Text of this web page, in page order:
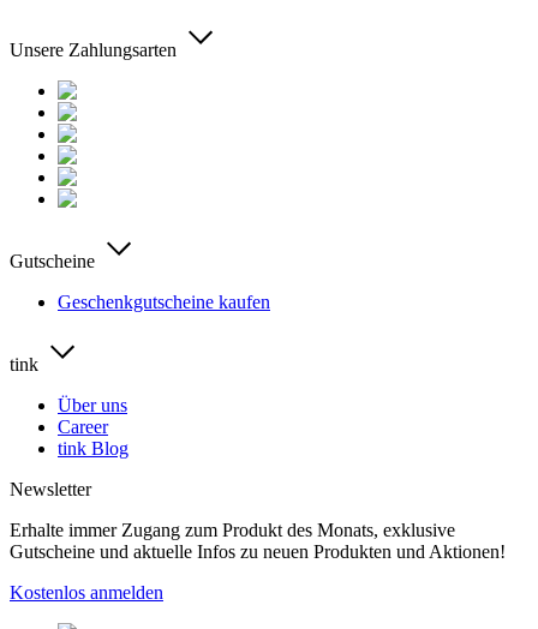
Unsere Zahlungsarten
Gutscheine
Geschenkgutscheine kaufen
tink
Über uns
Career
tink Blog
Newsletter
Erhalte immer Zugang zum Produkt des Monats, exklusive
Gutscheine und aktuelle Infos zu neuen Produkten und Aktionen!
Kostenlos anmelden